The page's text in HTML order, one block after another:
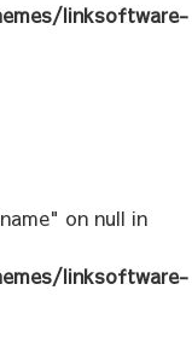
linksoftware-
on null in
linksoftware-